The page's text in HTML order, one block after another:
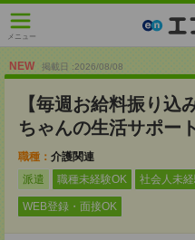
メニュー
NEW 掲載日 :2026/08/08
【毎週お給料振り込
ちゃんの生活サポート
職種： 介護関連
派遣
職種未経験OK 社会人未
WEB登録・面接OK